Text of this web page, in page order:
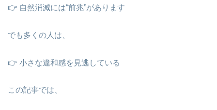
👉 自然消滅には“前兆”があります
でも多くの人は、
👉 小さな違和感を見逃している
この記事では、